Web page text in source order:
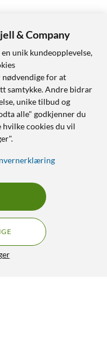
& Company
unik kundeopplevelse,
nødvendige for at
samtykke. Andre bidrar
unike tilbud og
alle" godkjenner du
hvilke cookies du vil